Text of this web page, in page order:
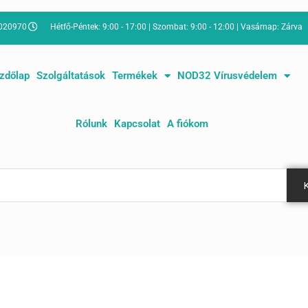
Hétfő-Péntek: 9:00 - 17:00 | Szombat: 9:00 - 12:00 | Vasárnap: Zárva
Szolgáltatások Termékek NOD32 Vírusvédelem
Rólunk Kapcsolat A fiókom